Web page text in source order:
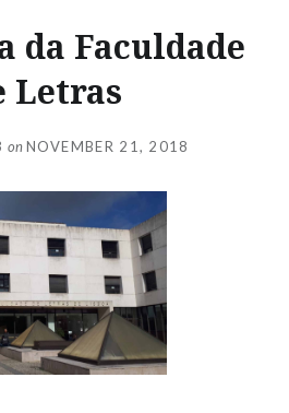
da Faculdade
Letras
onNOVEMBER 21, 2018